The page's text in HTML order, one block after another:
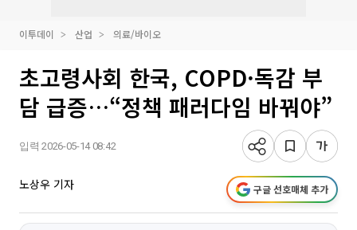
이투데이 산업 의료/바이오
초고령사회 한국, COPD·독감 부
담 급증…“정책 패러다임 바꿔야”
입력 2026-05-14 08:42
노상우 기자 구글 선호매체 추가